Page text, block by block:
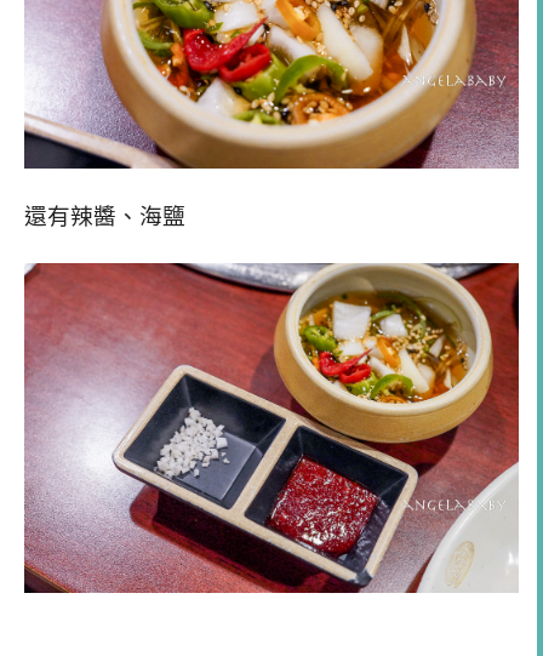
還有辣醬、海鹽